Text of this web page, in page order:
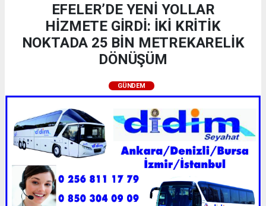
EFELER’DE YENİ YOLLAR
HİZMETE GİRDİ: İKİ KRİTİK
NOKTADA 25 BİN METREKARELİK
DÖNÜŞÜM
GÜNDEM